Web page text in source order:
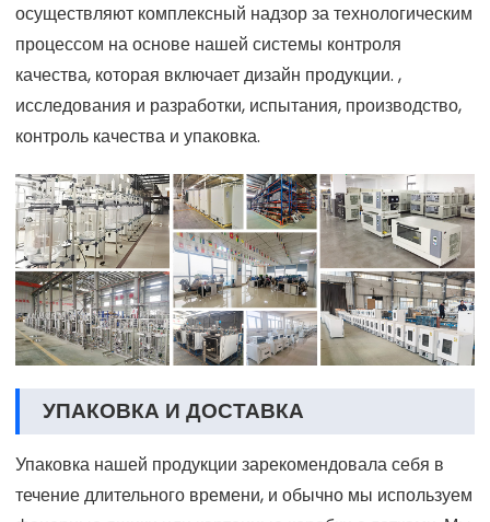
осуществляют комплексный надзор за технологическим
процессом на основе нашей системы контроля
качества, которая включает дизайн продукции. ,
исследования и разработки, испытания, производство,
контроль качества и упаковка.
УПАКОВКА И ДОСТАВКА
Упаковка нашей продукции зарекомендовала себя в
течение длительного времени, и обычно мы используем